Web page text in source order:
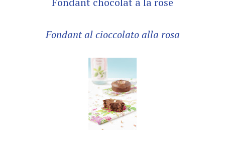
Fondant al cioccolato alla rosa